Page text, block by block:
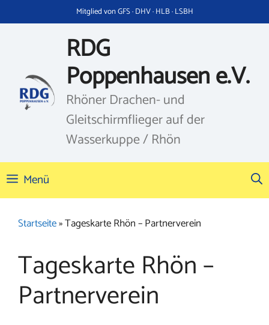
Inhalt
Mitglied von GFS · DHV · HLB · LSBH
RDG
Poppenhausen e.V.
Rhöner Drachen- und
Gleitschirmflieger auf der
Wasserkuppe / Rhön
Menü
Startseite»Tageskarte Rhön – Partnerverein
Tageskarte Rhön –
Partnerverein